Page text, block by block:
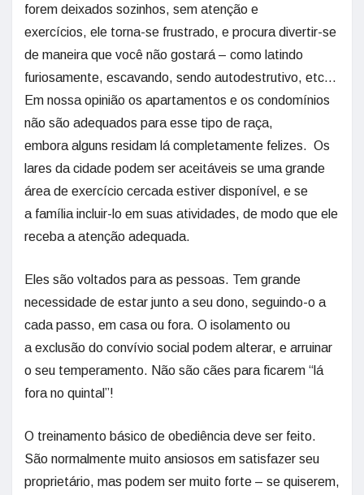
forem deixados sozinhos, sem atenção e
exercícios, ele torna-se frustrado, e procura divertir-se
de maneira que você não gostará – como latindo
furiosamente, escavando, sendo autodestrutivo, etc…
Em nossa opinião os apartamentos e os condomínios
não são adequados para esse tipo de raça,
embora alguns residam lá completamente felizes. Os
lares da cidade podem ser aceitáveis se uma grande
área de exercício cercada estiver disponível, e se
a família incluir-lo em suas atividades, de modo que ele
receba a atenção adequada.
Eles são voltados para as pessoas. Tem grande
necessidade de estar junto a seu dono, seguindo-o a
cada passo, em casa ou fora. O isolamento ou
a exclusão do convívio social podem alterar, e arruinar
o seu temperamento. Não são cães para ficarem “lá
fora no quintal”!
O treinamento básico de obediência deve ser feito.
São normalmente muito ansiosos em satisfazer seu
proprietário, mas podem ser muito forte – se quiserem,